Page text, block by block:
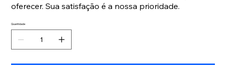
oferecer. Sua satisfação é a nossa prioridade.
Quantidade